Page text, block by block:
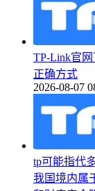
TP-Link官
正确方式
2026-08-07
tp可能指代
我国境内属